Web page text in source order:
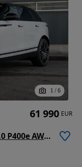
1 / 6
Land Rover Range Rover Velar 2.0 P400e AWD S
61 990 EUR